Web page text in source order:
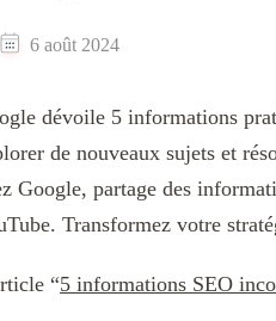
6 août 2024
dévoile 5 informations
de nouveaux sujets et
Google, partage des
Transformez votre
“5 informations SEO